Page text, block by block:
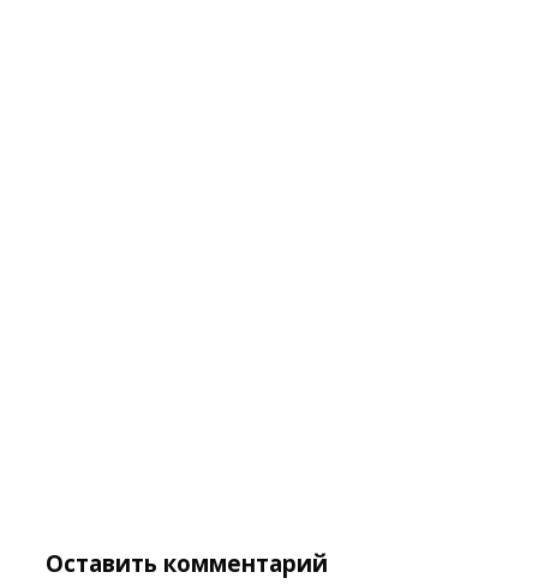
Оставить комментарий